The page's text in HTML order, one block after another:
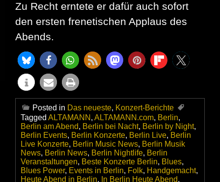
Zu Recht erntete er dafür auch sofort
den ersten frenetischen Applaus des
Abends.
Posted in Das neueste, Konzert-Berichte
Tagged ALTAMANN , ALTAMANN.com, Berlin,
Berlin am Abend, Berlin bei Nacht, Berlin by Night,
Berlin Events, Berlin Konzerte, Berlin Live, Berlin
Live Konzerte, Berlin Music News, Berlin Musik
News, Berlin News, Berlin Nightlife, Berlin
Veranstaltungen, Beste Konzerte Berlin, Blues,
Blues Power, Events in Berlin, Folk, Handgemacht,
Heute Abend in Berlin, In Berlin Heute Abend,